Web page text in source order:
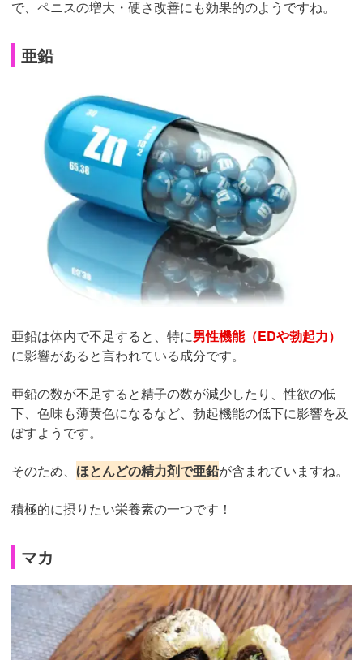
で、ペニスの増大・硬さ改善にも効果的のようですね。
亜鉛
亜鉛は体内で不足すると、特に男性機能（EDや勃起力）
に影響があると言われている成分です。
亜鉛の数が不足すると精子の数が減少したり、性欲の低
下、色味も薄黄色になるなど、勃起機能の低下に影響を及
ぼすようです。
そのため、 ほとんどの精力剤で亜鉛が含まれていますね。
積極的に摂りたい栄養素の一つです！
マカ